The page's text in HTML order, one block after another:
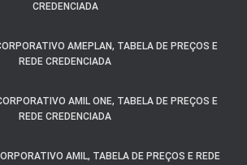
CREDENCIADA
AMEPLAN, TABELA DE PREÇOS E
REDE CREDENCIADA
AMIL ONE, TABELA DE PREÇOS E
REDE CREDENCIADA
AMIL, TABELA DE PREÇOS E REDE